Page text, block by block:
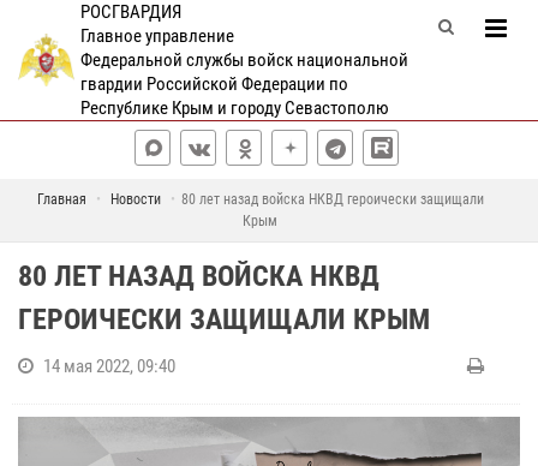
РОСГВАРДИЯ
Главное управление
Федеральной службы войск национальной
гвардии Российской Федерации по
Республике Крым и городу Севастополю
Главная Новости
80 лет назад войска НКВД героически защищали
Крым
80 ЛЕТ НАЗАД ВОЙСКА НКВД
ГЕРОИЧЕСКИ ЗАЩИЩАЛИ КРЫМ
14 мая 2022, 09:40